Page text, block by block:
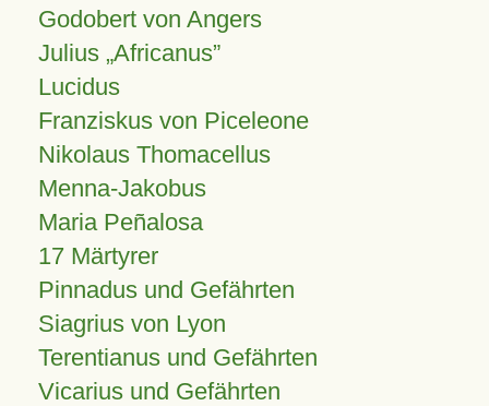
Godobert von Angers
Julius Africanus
Lucidus
Franziskus von Piceleone
Nikolaus Thomacellus
Menna-Jakobus
Maria Peñalosa
17 Märtyrer
Pinnadus und Gefährten
Siagrius von Lyon
Terentianus und Gefährten
Vicarius und Gefährten